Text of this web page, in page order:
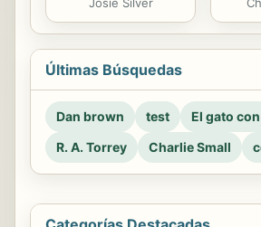
Últimas Búsquedas
Dan brown test
El gato
R. A. Torrey
Charlie Small